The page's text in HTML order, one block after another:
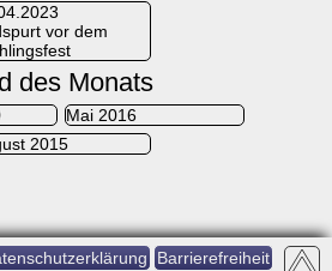
vor dem
des Monats
Mai 2016
2015
Barrierefreiheit